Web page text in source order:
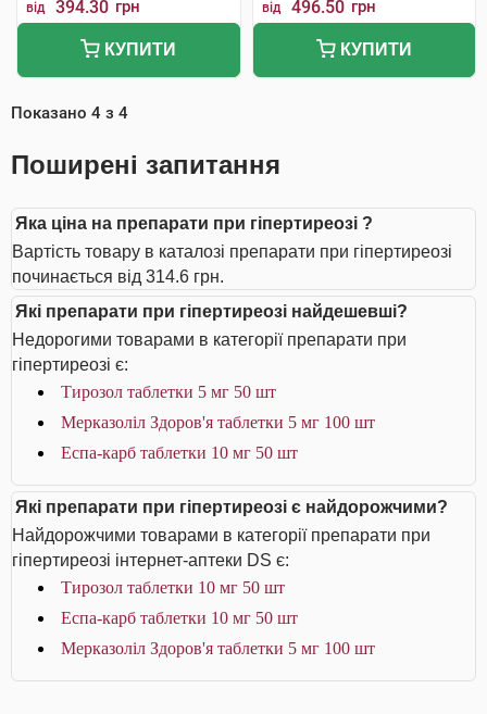
від 394.30 грн
КУПИТИ
від 496.50 грн
КУПИТИ
Показано 4 з 4
Поширені запитання
Яка ціна на препарати при гіпертиреозі ?
Вартість товару в каталозі препарати при гіпертиреозі
починається від 314.6 грн.
Які препарати при гіпертиреозі найдешевші?
Недорогими товарами в категорії препарати при
гіпертиреозі є:
Тирозол таблетки 5 мг 50 шт
Мерказоліл Здоров'я таблетки 5 мг 100 шт
Еспа-карб таблетки 10 мг 50 шт
Які препарати при гіпертиреозі є найдорожчими?
Найдорожчими товарами в категорії препарати при
гіпертиреозі інтернет-аптеки DS є:
Тирозол таблетки 10 мг 50 шт
Еспа-карб таблетки 10 мг 50 шт
Мерказоліл Здоров'я таблетки 5 мг 100 шт